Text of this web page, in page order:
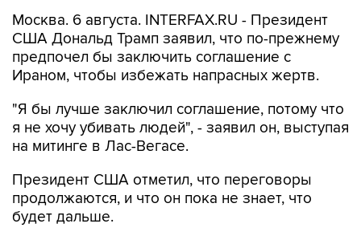
Москва. 6 августа. INTERFAX.RU - Президент
США Дональд Трамп заявил, что по-прежнему
предпочел бы заключить соглашение с
Ираном, чтобы избежать напрасных жертв.
"Я бы лучше заключил соглашение, потому что
я не хочу убивать людей", - заявил он, выступая
на митинге в Лас-Вегасе.
Президент США отметил, что переговоры
продолжаются, и что он пока не знает, что
будет дальше.